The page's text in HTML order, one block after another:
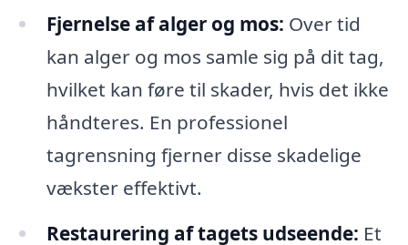
Fjernelse af alger og mos: Over tid
kan alger og mos samle sig på dit tag,
hvilket kan føre til skader, hvis det ikke
håndteres. En professionel
tagrensning fjerner disse skadelige
vækster effektivt.
Restaurering af tagets udseende: Et